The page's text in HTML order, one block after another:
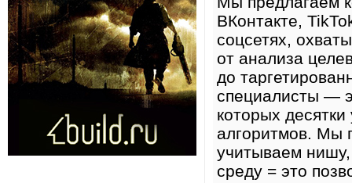
ВКонтакте,
соцсетях,
от анализа
до
специалисты —
которых
алгоритмов. Мы
учитываем
среду = это